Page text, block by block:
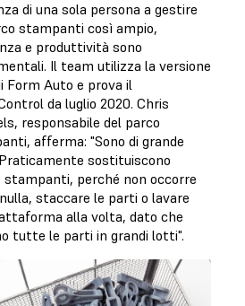
di una sola persona a gestire
stampanti così ampio,
e produttività sono
Il team utilizza la versione
Form Auto e prova il
da luglio 2020. Chris
responsabile del parco
afferma: "Sono di grande
sostituiscono
stampanti, perché non occorre
staccare le parti o lavare
alla volta, dato che
tutte le parti in grandi lotti".